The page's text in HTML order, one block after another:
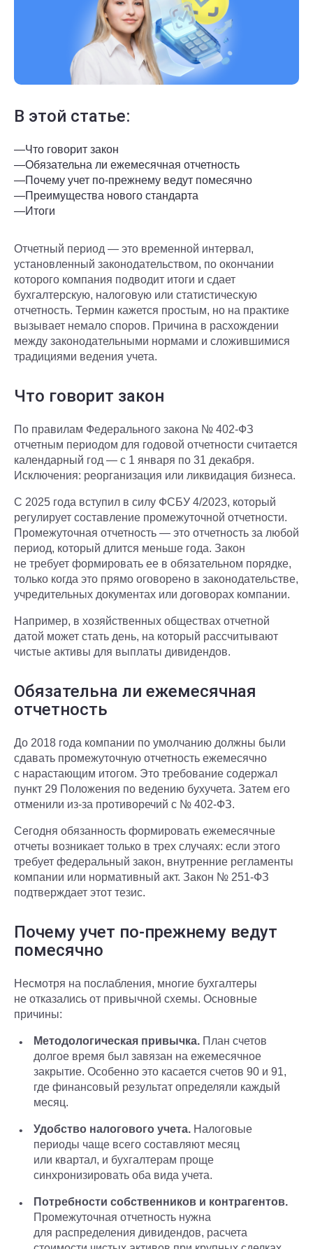
В этой статье:
—Что говорит закон
—Обязательна ли ежемесячная отчетность
—Почему учет по-прежнему ведут помесячно
—Преимущества нового стандарта
—Итоги
Отчетный период — это временной интервал,
установленный законодательством, по окончании
которого компания подводит итоги и сдает
бухгалтерскую, налоговую или статистическую
отчетность. Термин кажется простым, но на практике
вызывает немало споров. Причина в расхождении
между законодательными нормами и сложившимися
традициями ведения учета.
Что говорит закон
По правилам Федерального закона № 402-ФЗ
отчетным периодом для годовой отчетности считается
календарный год — с 1 января по 31 декабря.
Исключения: реорганизация или ликвидация бизнеса.
С 2025 года вступил в силу ФСБУ 4/2023, который
регулирует составление промежуточной отчетности.
Промежуточная отчетность — это отчетность за любой
период, который длится меньше года. Закон
не требует формировать ее в обязательном порядке,
только когда это прямо оговорено в законодательстве,
учредительных документах или договорах компании.
Например, в хозяйственных обществах отчетной
датой может стать день, на который рассчитывают
чистые активы для выплаты дивидендов.
Обязательна ли ежемесячная
отчетность
До 2018 года компании по умолчанию должны были
сдавать промежуточную отчетность ежемесячно
с нарастающим итогом. Это требование содержал
пункт 29 Положения по ведению бухучета. Затем его
отменили из-за противоречий с № 402-ФЗ.
Сегодня обязанность формировать ежемесячные
отчеты возникает только в трех случаях: если этого
требует федеральный закон, внутренние регламенты
компании или нормативный акт. Закон № 251-ФЗ
подтверждает этот тезис.
Почему учет по-прежнему ведут
помесячно
Несмотря на послабления, многие бухгалтеры
не отказались от привычной схемы. Основные
причины:
Методологическая привычка. План счетов
долгое время был завязан на ежемесячное
закрытие. Особенно это касается счетов 90 и 91,
где финансовый результат определяли каждый
месяц.
Удобство налогового учета. Налоговые
периоды чаще всего составляют месяц
или квартал, и бухгалтерам проще
синхронизировать оба вида учета.
Потребности собственников и контрагентов.
Промежуточная отчетность нужна
для распределения дивидендов, расчета